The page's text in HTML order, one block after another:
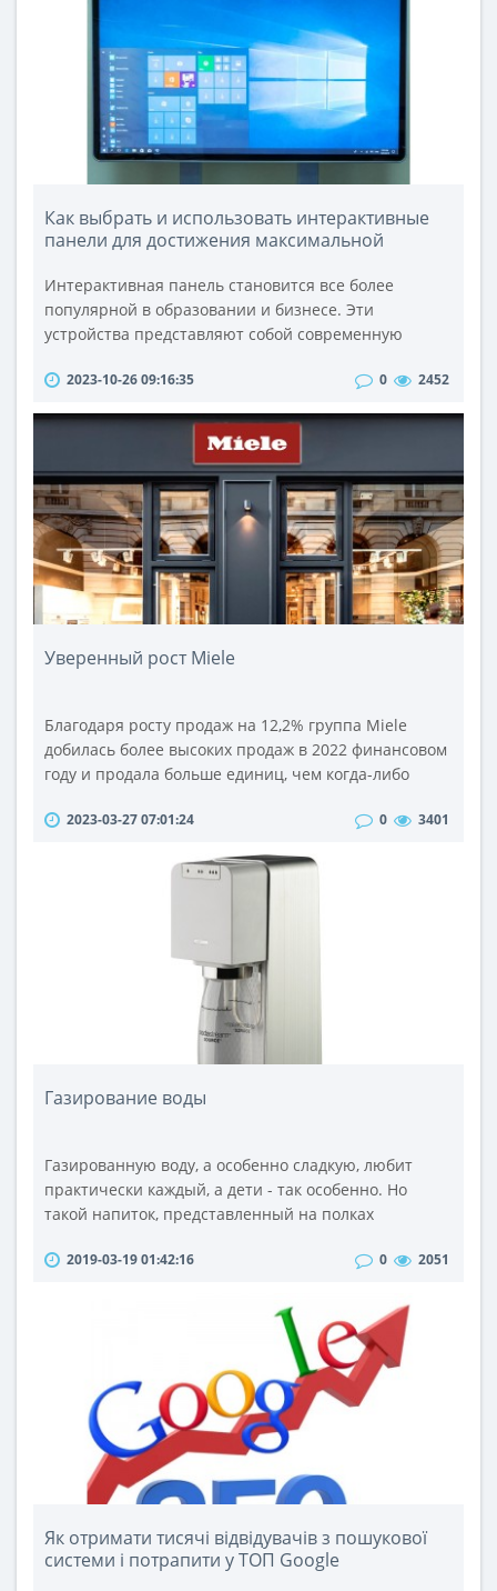
помощи специального клея. Реже встречаются
шнуры, сердечник которых создан из моноволокна;
Как выбрать и использовать интерактивные
панели для достижения максимальной
Интерактивная панель становится все более
популярной в образовании и бизнесе. Эти
устройства представляют собой современную
пользователям работать с информацией более
рассмотрим, как выбрать и использовать
интерактивные панели в обучении и работе.Как
выбрать интерактивную панель?При выборе
интерактивной панели..
2023-10-26 09:16:35 0 2452
Уверенный рост Miele
Благодаря росту продаж на 12,2% группа Miele
добилась более высоких продаж в 2022 финансовом
году и продала больше единиц, чем когда-либо
общий спад на рынках. Компания насчитывает 23
численностью персонала в ее истории (по
состоянию на 31 декабря 2022 г.). Кроме того, были
достигнуты существенные улучшения в..
2023-03-27 07:01:24 0 3401
Газирование воды
Газированную воду, а особенно сладкую, любит
практически каждый, а дети - так особенно. Но
такой напиток, представленный на полках
требованиям о безопасности для человеческого
сахарозаменителей сомнительного качества и
других нежелательных веществ, находящихся в
составе напитков, вынуждают вовсе отказаться от ..
2019-03-19 01:42:16 0 2051
Як отримати тисячі відвідувачів з пошукової
системи і потрапити у ТОП Google